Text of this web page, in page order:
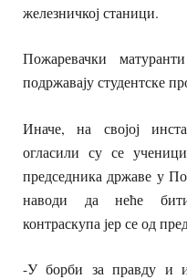
железничкој станици.
Пожаревачки
подржавају студентске
Иначе, на својој
огласили су се
председника државе у
наводи да неће
контраскупа јер се од
-У борби за правду и